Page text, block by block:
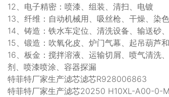
12、电子精密：喷漆、组装、清扫、电镀
13、纤维：自动机械用、吸丝枪、干燥、染色
14、铸造：铁水车定位、清洗设备、输送砂
15、锻造：吹氧化皮、炉门气幕、起吊葫芦
16、板金：搅拌溶液、运输切屑、喷气清洗
剂、喷漆喷涂、容器探漏
特菲特厂家生产滤芯滤芯R928006863
特菲特厂家生产滤芯20250 H10XL-A00-0-